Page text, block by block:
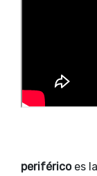
periféricoes